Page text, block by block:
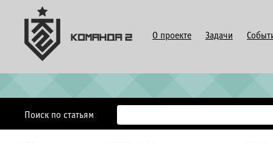
О проекте Задачи
Поиск по статьям